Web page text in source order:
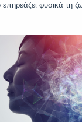
επηρεάζει φυσικά τη